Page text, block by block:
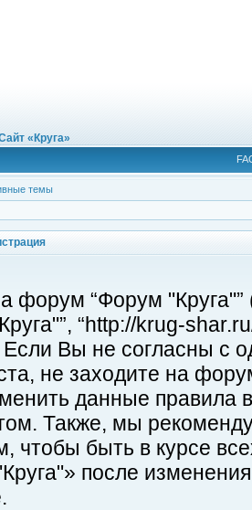
«Круга»
темы
форум “Форум
“http://krug-
Если Вы не согласны с
не заходите на
данные правила
Также, мы
чтобы быть в курсе
после